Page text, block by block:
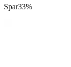
Spar33%